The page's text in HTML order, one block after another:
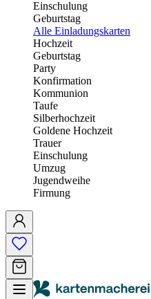
Einschulung
Geburtstag
Alle Einladungskarten
Hochzeit
Geburtstag
Party
Konfirmation
Kommunion
Taufe
Silberhochzeit
Goldene Hochzeit
Trauer
Einschulung
Umzug
Jugendweihe
Firmung